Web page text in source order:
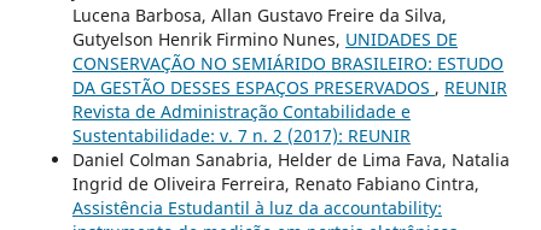
Lucena Barbosa, Allan Gustavo Freire da Silva,
Gutyelson Henrik Firmino Nunes, UNIDADES DE
CONSERVAÇÃO NO SEMIÁRIDO BRASILEIRO: ESTUDO
DA GESTÃO DESSES ESPAÇOS PRESERVADOS , REUNIR
Revista de Administração Contabilidade e
Sustentabilidade: v. 7 n. 2 (2017): REUNIR
Daniel Colman Sanabria, Helder de Lima Fava, Natalia
Ingrid de Oliveira Ferreira, Renato Fabiano Cintra,
Assistência Estudantil à luz da accountability: